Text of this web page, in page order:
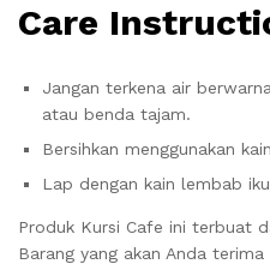
Care
Jangan terkena air
atau benda tajam.
Bersihkan menggunakan
Lap dengan kain lembab
Produk Kursi Cafe ini terbuat
Barang yang akan Anda